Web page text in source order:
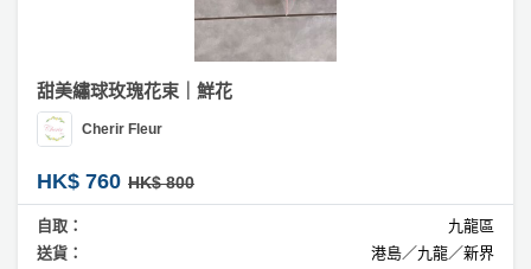
甜美繡球玫瑰花束｜鮮花
Cherir Fleur
HK$ 760 HK$ 800
自取：
九龍區
送貨：
港島／九龍／新界